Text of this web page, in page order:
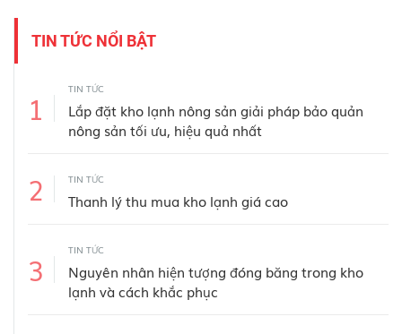
TIN TỨC NỔI BẬT
1
TIN TỨC
Lắp đặt kho lạnh nông sản giải pháp bảo quản
nông sản tối ưu, hiệu quả nhất
2 TIN TỨC
Thanh lý thu mua kho lạnh giá cao
3
TIN TỨC
Nguyên nhân hiện tượng đóng băng trong kho
lạnh và cách khắc phục